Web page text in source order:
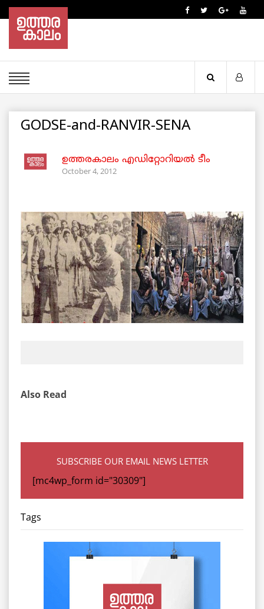
GODSE-and-RANVIR-SENA
ഉത്തരകാലം എഡിറ്റോറിയല്‍ ടീം
October 4, 2012
Also Read
SUBSCRIBE OUR EMAIL NEWS LETTER
[mc4wp_form id="30309"]
Tags